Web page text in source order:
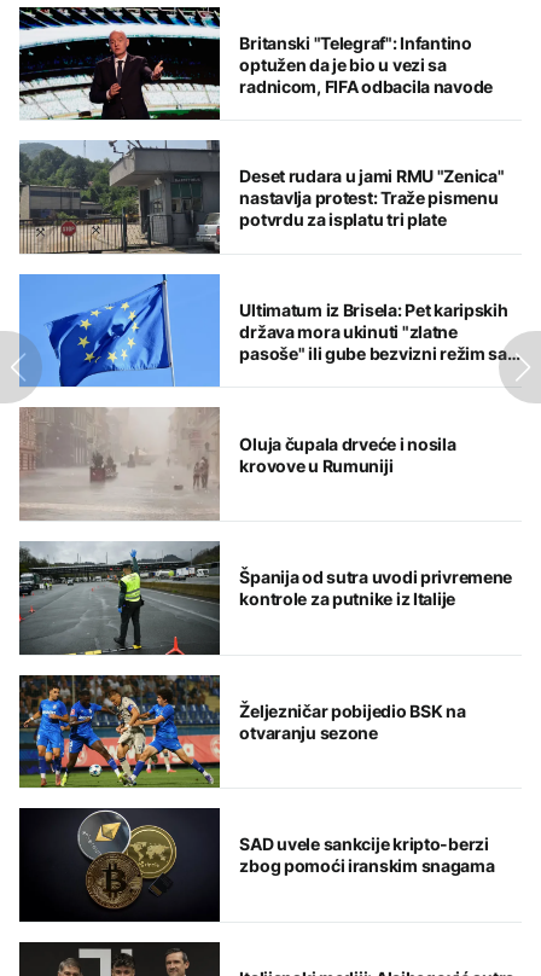
Britanski "Telegraf": Infantino
optužen da je bio u vezi sa
radnicom, FIFA odbacila navode
Deset rudara u jami RMU "Zenica"
nastavlja protest: Traže pismenu
potvrdu za isplatu tri plate
Ultimatum iz Brisela: Pet karipskih
država mora ukinuti "zlatne
pasoše" ili gube bezvizni režim sa
Oluja čupala drveće i nosila
krovove u Rumuniji
Španija od sutra uvodi privremene
kontrole za putnike iz Italije
Željezničar pobijedio BSK na
otvaranju sezone
SAD uvele sankcije kripto-berzi
zbog pomoći iranskim snagama